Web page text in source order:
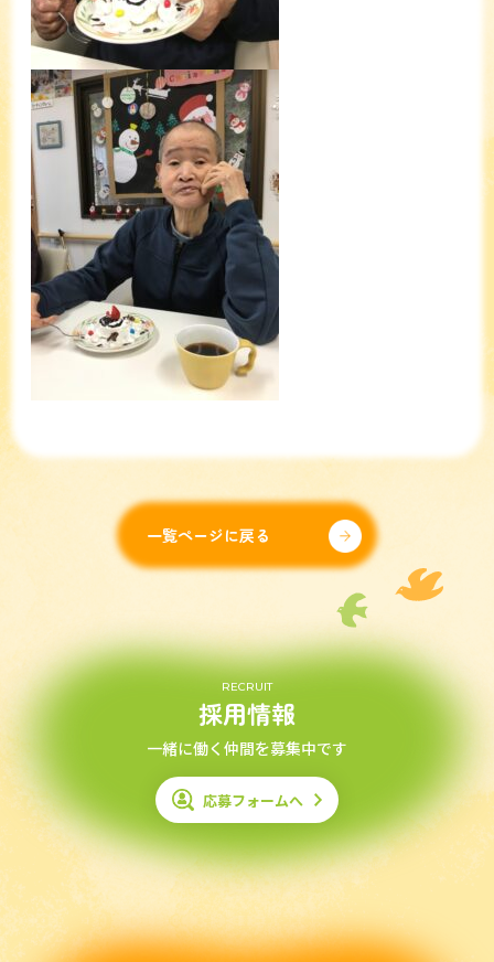
一覧ページに戻る
RECRUIT
採用情報
一緒に働く仲間を募集中です
応募フォームへ